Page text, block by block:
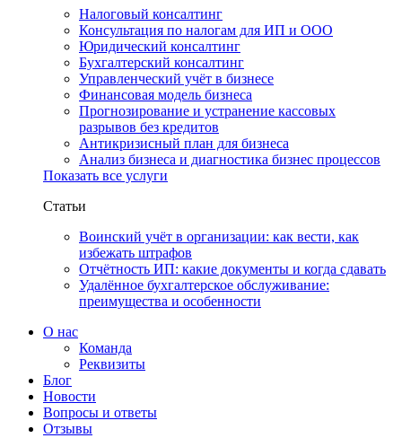
Налоговый консалтинг
Консультация по налогам для ИП и ООО
Юридический консалтинг
Бухгалтерский консалтинг
Управленческий учёт в бизнесе
Финансовая модель бизнеса
Прогнозирование и устранение кассовых
разрывов без кредитов
Антикризисный план для бизнеса
Анализ бизнеса и диагностика бизнес процессов
Показать все услуги
Статьи
Воинский учёт в организации: как вести, как
избежать штрафов
Отчётность ИП: какие документы и когда сдавать
Удалённое бухгалтерское обслуживание:
преимущества и особенности
О нас
Команда
Реквизиты
Блог
Новости
Вопросы и ответы
Отзывы